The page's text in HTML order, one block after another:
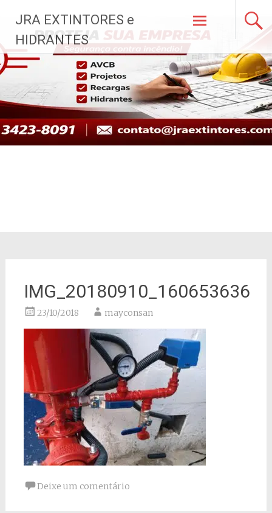
para
conteúdo
JRA EXTINTORES e
HIDRANTES
IMG_20180910_160653636
23/10/2018 mayconsan
Deixe um comentário